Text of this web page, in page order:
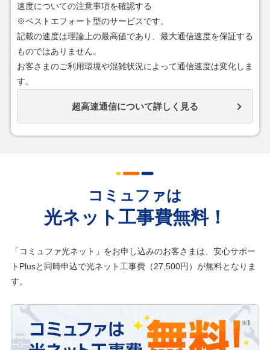
速度についての注意事項を確認する
※ベストエフォート型のサービスです。
記載の速度は理論上の最高値であり、最大通信速度を保証する
ものではありません。
お客さまのご利用環境や混雑状況によって通信速度は変化しま
す。
超高速通信について詳しく見る
コミュファは
光ネット工事費無料！
「コミュファ光ネット」をお申し込みのお客さまは、安心サポー
トPlusと同時申込で光ネット工事費（27,500円）が無料となりま
す。